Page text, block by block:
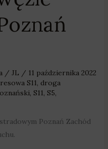
/ JL / 11 października 2022
S11, droga
, S11, S5,
Poznań Zachód